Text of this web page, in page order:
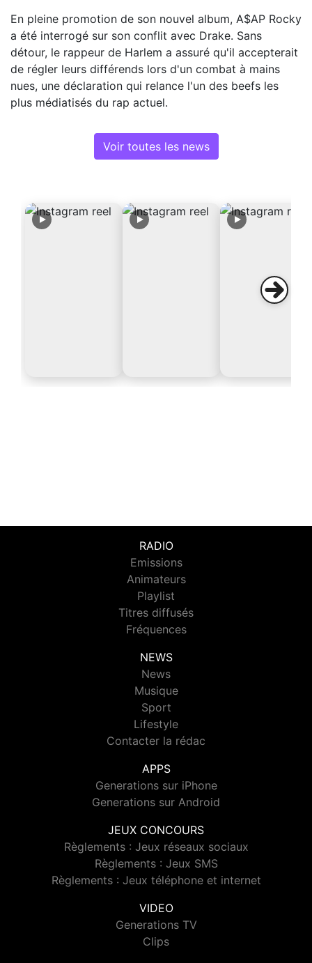
En pleine promotion de son nouvel album, A$AP Rocky
a été interrogé sur son conflit avec Drake. Sans
détour, le rappeur de Harlem a assuré qu'il accepterait
de régler leurs différends lors d'un combat à mains
nues, une déclaration qui relance l'un des beefs les
plus médiatisés du rap actuel.
Voir toutes les news
RADIO
Emissions
Animateurs
Playlist
Titres diffusés
Fréquences
NEWS
News
Musique
Sport
Lifestyle
Contacter la rédac
APPS
Generations sur iPhone
Generations sur Android
JEUX CONCOURS
Règlements : Jeux réseaux sociaux
Règlements : Jeux SMS
Règlements : Jeux téléphone et internet
VIDEO
Generations TV
Clips